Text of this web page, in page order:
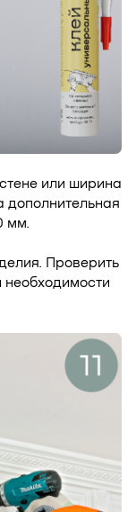
или ширина
дополнительная
мм.
Проверить